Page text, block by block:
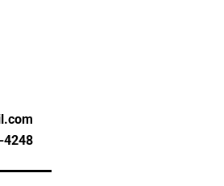
4248